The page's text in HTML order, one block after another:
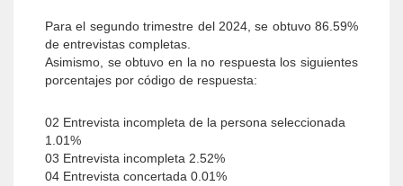
Para el segundo trimestre del 2024, se obtuvo 86.59%
de entrevistas completas.
Asimismo, se obtuvo en la no respuesta los siguientes
porcentajes por código de respuesta:
02 Entrevista incompleta de la persona seleccionada
1.01%
03 Entrevista incompleta 2.52%
04 Entrevista concertada 0.01%